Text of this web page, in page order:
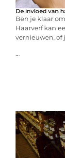
De invloed van
Ben je klaar
Haarverf kan
vernieuwen, of
...